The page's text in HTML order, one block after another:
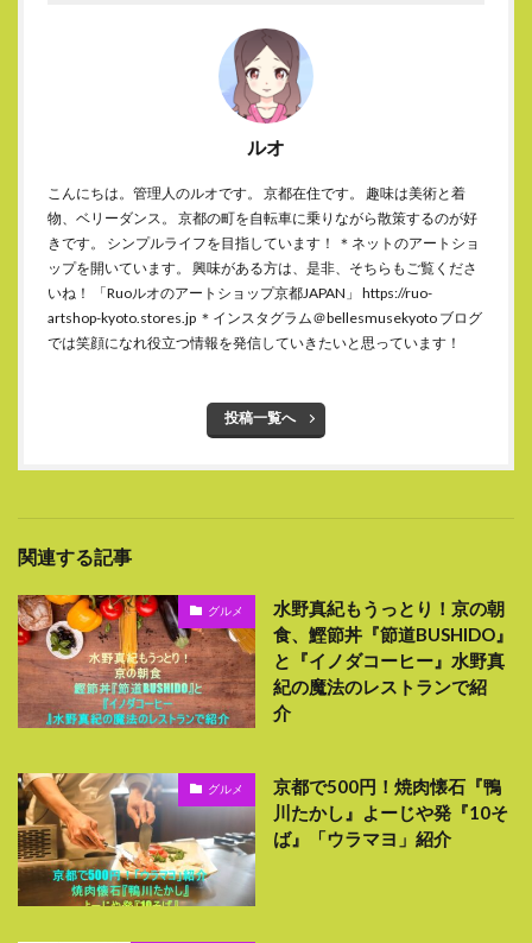
ルオ
こんにちは。管理人のルオです。 京都在住です。 趣味は美術と着
物、ベリーダンス。 京都の町を自転車に乗りながら散策するのが好
きです。 シンプルライフを目指しています！ ＊ネットのアートショ
ップを開いています。 興味がある方は、是非、そちらもご覧くださ
いね！ 「Ruoルオのアートショップ京都JAPAN」 https://ruo-
artshop-kyoto.stores.jp ＊インスタグラム＠bellesmusekyoto ブログ
では笑顔になれ役立つ情報を発信していきたいと思っています！
投稿一覧へ
関連する記事
グルメ
水野真紀もうっとり！京の朝
食、鰹節丼『節道BUSHIDO』
と『イノダコーヒー』水野真
紀の魔法のレストランで紹
介
グルメ
京都で500円！焼肉懐石『鴨
川たかし』よーじや発『10そ
ば』「ウラマヨ」紹介